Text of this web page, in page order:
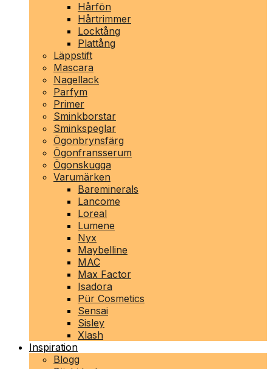
Hårfön
Hårtrimmer
Locktång
Plattång
Läppstift
Mascara
Nagellack
Parfym
Primer
Sminkborstar
Sminkspeglar
Ögonbrynsfärg
Ögonfransserum
Ögonskugga
Varumärken
Bareminerals
Lancome
Loreal
Lumene
Nyx
Maybelline
MAC
Max Factor
Isadora
Pür Cosmetics
Sensai
Sisley
Xlash
Inspiration
Blogg